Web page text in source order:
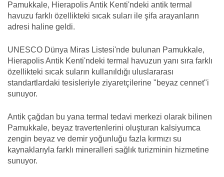
Pamukkale, Hierapolis Antik Kenti'ndeki antik termal
havuzu farklı özellikteki sıcak suları ile şifa arayanların
adresi haline geldi.
UNESCO Dünya Miras Listesi'nde bulunan Pamukkale,
Hierapolis Antik Kenti'ndeki termal havuzun yanı sıra farklı
özellikteki sıcak suların kullanıldığı uluslararası
standartlardaki tesisleriyle ziyaretçilerine "beyaz cennet"i
sunuyor.
Antik çağdan bu yana termal tedavi merkezi olarak bilinen
Pamukkale, beyaz travertenlerini oluşturan kalsiyumca
zengin beyaz ve demir yoğunluğu fazla kırmızı su
kaynaklarıyla farklı mineralleri sağlık turizminin hizmetine
sunuyor.